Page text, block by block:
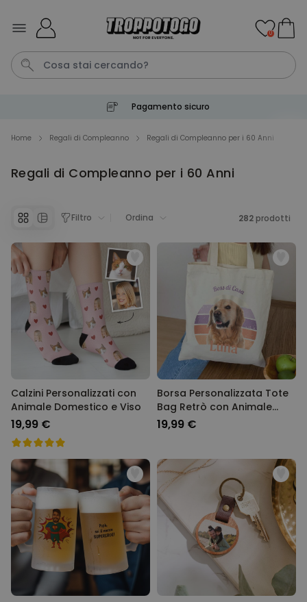
Personalizzabile
Comprato
più di 71.100
Personalizzabile
Copertina Personalizzata con
Faccia
Comprato
più di 2.000
volte
39,99 €
Personalizzabile
Telo Mare Personalizzato in
Stile Fumetto
Comprato
più di 1.200
volte
34,99 €
Vaso Personalizzato con
più di 1.300
29,99 €
Personalizzabile
Set Regalo Birra
Comprato
più di 100
volte
45,48 €
0
Pagamento sicuro
Home Regali di Compleanno Regali di Compleanno per i 60 Anni
Regali di Compleanno per i 60 Anni
Filtro Ordina 282 prodotti
Calzini Personalizzati con
Animale Domestico e Viso
19,99 €
Borsa Personalizzata Tote
Bag Retrò con Animale
Domestico
19,99 €